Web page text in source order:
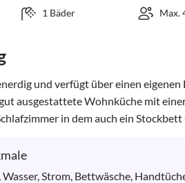
1 Bäder Max.
und verfügt über einen eigenen
ausgestattete Wohnküche mit
in dem auch ein
Strom, Bettwäsche,